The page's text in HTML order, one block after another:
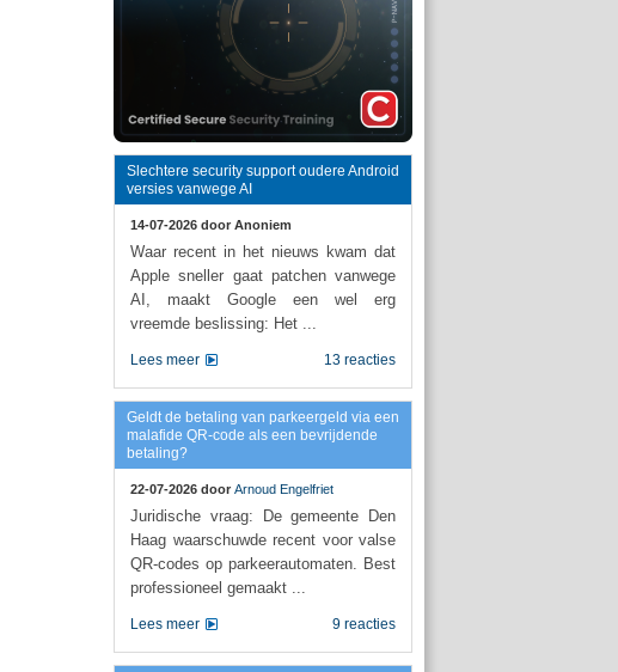
Slechtere security support oudere Android
versies vanwege AI
14-07-2026 door Anoniem
Waar recent in het nieuws kwam dat
Apple sneller gaat patchen vanwege
AI, maakt Google een wel erg
vreemde beslissing: Het ...
13 reacties
Lees meer
Geldt de betaling van parkeergeld via een
malafide QR-code als een bevrijdende
betaling?
22-07-2026 door Arnoud Engelfriet
Juridische vraag: De gemeente Den
Haag waarschuwde recent voor valse
QR-codes op parkeerautomaten. Best
professioneel gemaakt ...
9 reacties
Lees meer